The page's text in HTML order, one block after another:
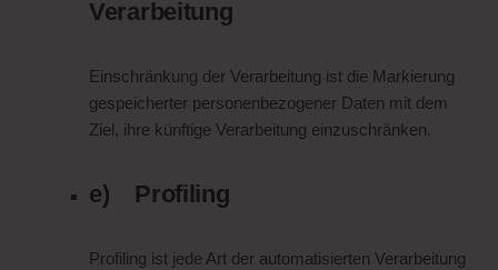
Verarbeitung
Einschränkung der Verarbeitung ist die Markierung
gespeicherter personenbezogener Daten mit dem
Ziel, ihre künftige Verarbeitung einzuschränken.
e) Profiling
Profiling ist jede Art der automatisierten Verarbeitung